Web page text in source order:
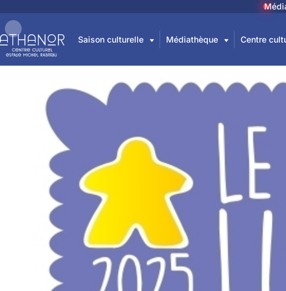
Saison culturelle Médiathèque Centre
Prix Le Petit
Publié le 21 mai 2026